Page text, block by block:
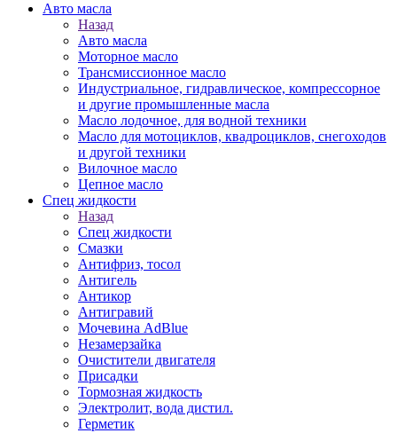
Авто масла
Назад
Авто масла
Моторное масло
Трансмиссионное масло
Индустриальное, гидравлическое, компрессорное
и другие промышленные масла
Масло лодочное, для водной техники
Масло для мотоциклов, квадроциклов, снегоходов
и другой техники
Вилочное масло
Цепное масло
Спец жидкости
Назад
Спец жидкости
Смазки
Антифриз, тосол
Антигель
Антикор
Антигравий
Мочевина AdBlue
Незамерзайка
Очистители двигателя
Присадки
Тормозная жидкость
Электролит, вода дистил.
Герметик